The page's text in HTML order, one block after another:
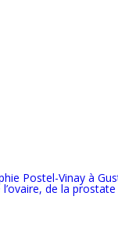
Postel-Vinay à
de la